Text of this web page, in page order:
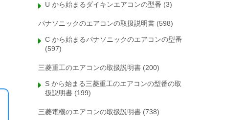
U から始まるダイキンエアコンの型番 (3)
パナソニックのエアコンの取扱説明書 (598)
C から始まるパナソニックのエアコンの型番
(597)
三菱重工のエアコンの取扱説明書 (200)
S から始まる三菱重工のエアコンの型番の取
扱説明書 (199)
三菱電機のエアコンの取扱説明書 (738)